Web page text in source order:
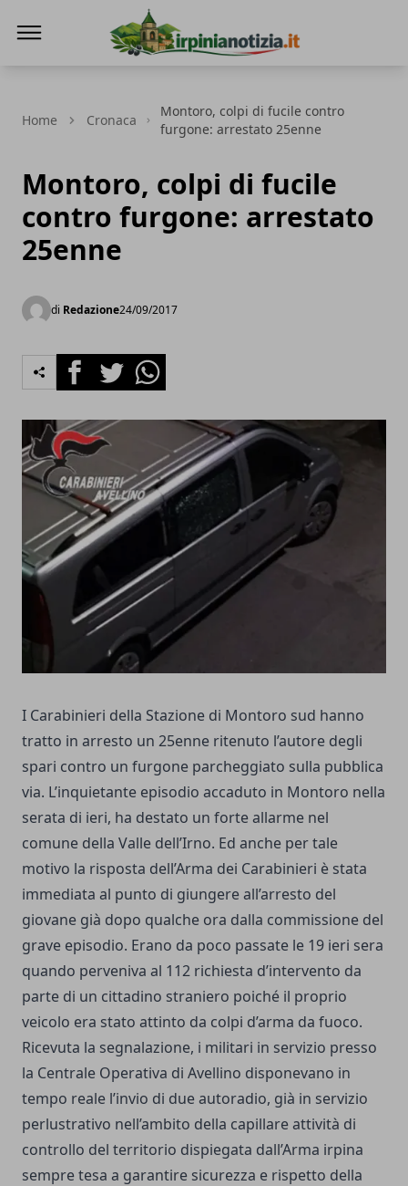
Home Cronaca
Montoro, colpi di fucile contro
furgone: arrestato 25enne
Montoro, colpi di fucile
contro furgone: arrestato
25enne
di Redazione24/09/2017
FacebookTwitterWhatsapp
I Carabinieri della Stazione di Montoro sud hanno
tratto in arresto un 25enne ritenuto l’autore degli
spari contro un furgone parcheggiato sulla pubblica
via. L’inquietante episodio accaduto in Montoro nella
serata di ieri, ha destato un forte allarme nel
comune della Valle dell’Irno. Ed anche per tale
motivo la risposta dell’Arma dei Carabinieri è stata
immediata al punto di giungere all’arresto del
giovane già dopo qualche ora dalla commissione del
grave episodio. Erano da poco passate le 19 ieri sera
quando perveniva al 112 richiesta d’intervento da
parte di un cittadino straniero poiché il proprio
veicolo era stato attinto da colpi d’arma da fuoco.
Ricevuta la segnalazione, i militari in servizio presso
la Centrale Operativa di Avellino disponevano in
tempo reale l’invio di due autoradio, già in servizio
perlustrativo nell’ambito della capillare attività di
controllo del territorio dispiegata dall’Arma irpina
sempre tesa a garantire sicurezza e rispetto della